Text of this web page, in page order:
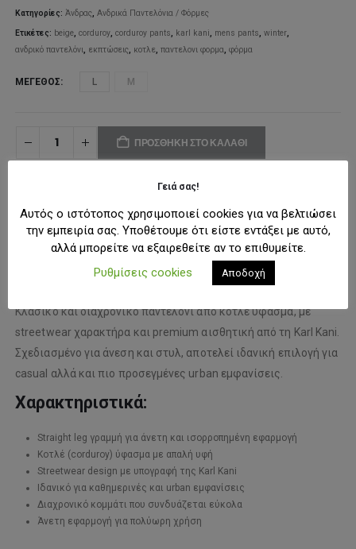
Κατηγορίες:Άνδρας,Ανδρικά Παντελόνια / Φόρμες
Ετικέτες: beige,corduroy,corduroy pants, karl kani, mens pants,winter,
ανδρικό παντελόνι, εκπτώσεις, κοτλε,παντελονι φορμα,φόρμα
ΜΈΓΕΘΟΣ L M
ΠΡΟΣΘΉΚΗ ΣΤΟ ΚΑΛΆΘΙ
ΠΕΡΙΓΡΑΦΉ
Κλασικό και διαχρονικό παντελόνι από κοτλέ ύφασμα, με
streetwear χαρακτήρα και premium αισθητική από τη Karl Kani
Σχεδιασμένο για άνεση και στυλ, αποτελεί ιδανική επιλογή για
casual αλλά και πιο προσεγμένες urban εμφανίσεις.
Χαρακτηριστικά:
Straight leg γραμμή για άνετη και ισορροπημένη εφαρμογή
Κοτλέ (corduroy) ύφασμα με απαλή υφή
Streetwear design με υπογραφή της Karl Kani
Ιδανικό για καθημερινές και urban εμφανίσεις
Διαχρονικό κομμάτι που συνδυάζεται εύκολα
Άνετη εφαρμογή για πολύωρη χρήση
Γειά σας!
Αυτός ο ιστότοπος χρησιμοποιεί cookies για να βελτιώσει
την εμπειρία σας. Υποθέτουμε ότι είστε εντάξει με αυτό,
αλλά μπορείτε να εξαιρεθείτε αν το επιθυμείτε.
Ρυθμίσεις cookies
Αποδοχή